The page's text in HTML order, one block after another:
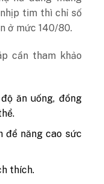
tim thì chỉ số
ở mức 140/80.
cần tham khảo
ăn uống, đồng
để năng cao sức
thích.